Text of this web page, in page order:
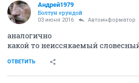
Андрей1979
Болтун ерундой
03 июня 2016 Автоинформатор
аналогично
какой то неиссякаемый
ОТВЕТИТЬ